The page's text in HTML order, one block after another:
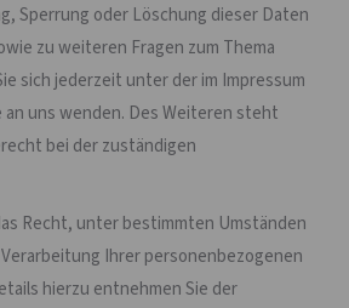
Sperrung oder Löschung dieser Daten
zu weiteren Fragen zum Thema
sich jederzeit unter der im Impressum
uns wenden. Des Weiteren steht
bei der zuständigen
Recht, unter bestimmten Umständen
Ihrer personenbezogenen
hierzu entnehmen Sie der